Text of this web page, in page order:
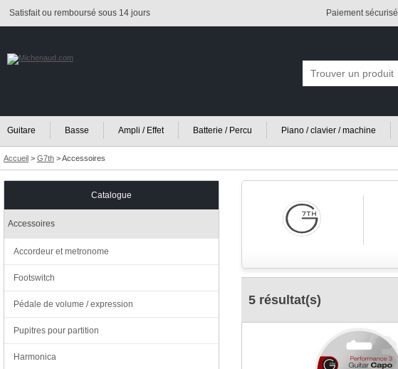
Satisfait ou remboursé sous 14 jours Paiement sécurisé
Guitare Basse Ampli / Effet Batterie / Percu Piano / clavier / machine
Accueil > G7th >Accessoires
5 résultat(s)
Catalogue
Accessoires
Accordeur et metronome
Footswitch
Pédale de volume / expression
Pupitres pour partition
Harmonica